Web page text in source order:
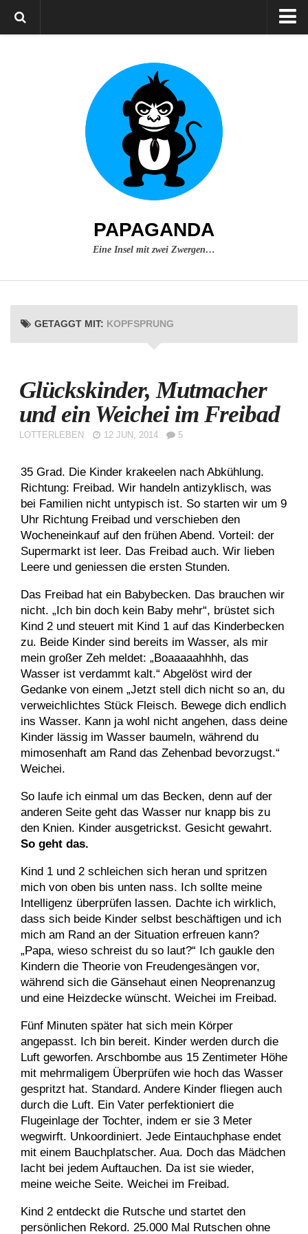
PAPAGANDA
Eine Insel mit zwei Zwergen…
GETAGGT MIT: KOPFSPRUNG
Glückskinder, Mutmacher
und ein Weichei im Freibad
LOTTERLEBEN 12 JUN, 2014 5
35 Grad. Die Kinder krakeelen nach Abkühlung.
Richtung: Freibad. Wir handeln antizyklisch, was
bei Familien nicht untypisch ist. So starten wir um 9
Uhr Richtung Freibad und verschieben den
Wocheneinkauf auf den frühen Abend. Vorteil: der
Supermarkt ist leer. Das Freibad auch. Wir lieben
Leere und geniessen die ersten Stunden.
Das Freibad hat ein Babybecken. Das brauchen wir
nicht. „Ich bin doch kein Baby mehr“, brüstet sich
Kind 2 und steuert mit Kind 1 auf das Kinderbecken
zu. Beide Kinder sind bereits im Wasser, als mir
mein großer Zeh meldet: „Boaaaaahhhh, das
Wasser ist verdammt kalt.“ Abgelöst wird der
Gedanke von einem „Jetzt stell dich nicht so an, du
verweichlichtes Stück Fleisch. Bewege dich endlich
ins Wasser. Kann ja wohl nicht angehen, dass deine
Kinder lässig im Wasser baumeln, während du
mimosenhaft am Rand das Zehenbad bevorzugst.“
Weichei.
So laufe ich einmal um das Becken, denn auf der
anderen Seite geht das Wasser nur knapp bis zu
den Knien. Kinder ausgetrickst. Gesicht gewahrt.
So geht das.
Kind 1 und 2 schleichen sich heran und spritzen
mich von oben bis unten nass. Ich sollte meine
Intelligenz überprüfen lassen. Dachte ich wirklich,
dass sich beide Kinder selbst beschäftigen und ich
mich am Rand an der Situation erfreuen kann?
„Papa, wieso schreist du so laut?“ Ich gaukle den
Kindern die Theorie von Freudengesängen vor,
während sich die Gänsehaut einen Neoprenanzug
und eine Heizdecke wünscht. Weichei im Freibad.
Fünf Minuten später hat sich mein Körper
angepasst. Ich bin bereit. Kinder werden durch die
Luft geworfen. Arschbombe aus 15 Zentimeter Höhe
mit mehrmaligem Überprüfen wie hoch das Wasser
gespritzt hat. Standard. Andere Kinder fliegen auch
durch die Luft. Ein Vater perfektioniert die
Flugeinlage der Tochter, indem er sie 3 Meter
wegwirft. Unkoordiniert. Jede Eintauchphase endet
mit einem Bauchplatscher. Aua. Doch das Mädchen
lacht bei jedem Auftauchen. Da ist sie wieder,
meine weiche Seite. Weichei im Freibad.
Kind 2 entdeckt die Rutsche und startet den
persönlichen Rekord. 25.000 Mal Rutschen ohne